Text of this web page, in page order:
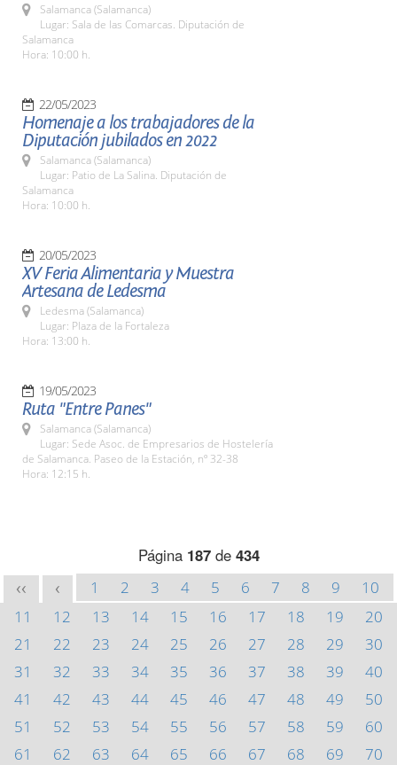
Salamanca (Salamanca)
Lugar: Sala de las Comarcas. Diputación de
Salamanca
Hora: 10:00 h.
22/05/2023
Homenaje a los trabajadores de la
Diputación jubilados en 2022
Salamanca (Salamanca)
Lugar: Patio de La Salina. Diputación de
Salamanca
Hora: 10:00 h.
20/05/2023
XV Feria Alimentaria y Muestra
Artesana de Ledesma
Ledesma (Salamanca)
Lugar: Plaza de la Fortaleza
Hora: 13:00 h.
19/05/2023
Ruta "Entre Panes"
Salamanca (Salamanca)
Lugar: Sede Asoc. de Empresarios de Hostelería
de Salamanca. Paseo de la Estación, nº 32-38
Hora: 12:15 h.
Página 187de 434
<< < 1 2 3 4 5 6 7 8 9
10
11
12 13 14 15 16 17 18 19
20
21
22 23 24 25 26 27 28 29
30
31
32 33 34 35 36 37 38 39
40
41
42 43 44 45 46 47 48 49
50
51
52 53 54 55 56 57 58 59
60
61
62 63 64 65 66 67 68 69
70